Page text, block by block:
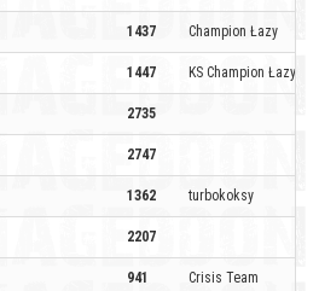
1437 Champion Łazy
1447 KS Champion Łazy
2735
2747
1362 turbokoksy
2207
941 Crisis Team